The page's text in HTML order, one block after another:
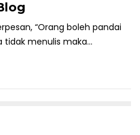
“Orang boleh pandai
menulis maka...